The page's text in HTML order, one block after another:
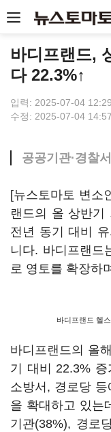
바디프랜드,
다 22.3%↑
입력: 2025-07-04
수정: 2025-07-04
공공기관·경찰
[뉴스토마토 변소
랜드의 올 상반기
전년 동기 대비
니다. 바디프랜드
로 영토를 확장하
바디프랜드 헬
바디프랜드의 올
기 대비 22.3% 증
소방서, 경로당
을 확대하고 있는
기관(38%), 경로